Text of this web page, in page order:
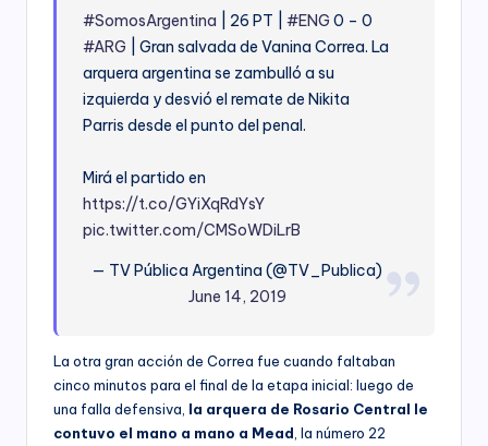
#SomosArgentina | 26 PT |#ENG 0 – 0
#ARG | Gran salvada de Vanina Correa. La
arquera argentina se zambulló a su
izquierda y desvió el remate de Nikita
Parris desde el punto del penal.
Mirá el partido en
https://t.co/GYiXqRdYsY
pic.twitter.com/CMSoWDiLrB
— TV Pública Argentina (@TV_Publica)
June 14, 2019
La otra gran acción de Correa fue cuando faltaban
cinco minutos para el final de la etapa inicial: luego de
una falla defensiva, la arquera de Rosario Central le
contuvo el mano a mano a Mead , la número 22